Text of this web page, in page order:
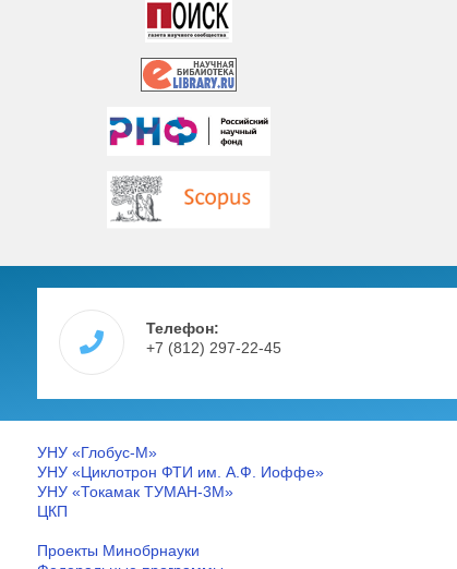
Телефон:
+7 (812) 297-22-45
УНУ «Глобус-М»
УНУ «Циклотрон ФТИ им. А.Ф. Иоффе»
УНУ «Токамак ТУМАН-3М»
ЦКП
Проекты Минобрнауки